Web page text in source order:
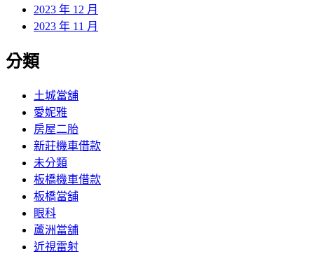
2023 年 12 月
2023 年 11 月
分類
土城當舖
愛妮雅
房屋二胎
新莊機車借款
未分類
板橋機車借款
板橋當舖
眼科
蘆洲當舖
近視雷射